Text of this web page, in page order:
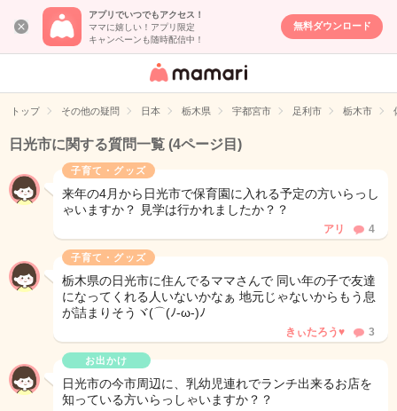
アプリでいつでもアクセス！
ママに嬉しい！アプリ限定
キャンペーンも随時配信中！
無料ダウンロード
女性専用匿名QA
イト
トップ その他の疑問 日本 栃木県 宇都宮市 足利市 栃木市
日光市に関する質問一覧 (4ページ目)
子育て・グッズ
来年の4月から日光市で保育園に入れる予定の方いらっし
ゃいますか？ 見学は行かれましたか？？
アリ 4
子育て・グッズ
栃木県の日光市に住んでるママさんで 同い年の子で友達
になってくれる人いないかなぁ 地元じゃないからもう息
が詰まりそうヾ(⌒(ﾉ-ω-)ﾉ
きぃたろう♥ 3
お出かけ
日光市の今市周辺に、乳幼児連れでランチ出来るお店を
知っている方いらっしゃいますか？？